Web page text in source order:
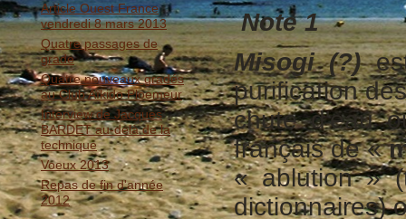
Article Ouest France
vendredi 8 mars 2013
Quatre passages de
grade
Quatre nouveaux gradés
au Club Aïkido Ploemeur
Interview de Jacques
BARDET au-delà de la
technique
Voeux 2013
Repas de fin d'année
2012
Note 1
Misogi (?)
purification
chute d'eau
français de «
« ablution »
dictionnaires)